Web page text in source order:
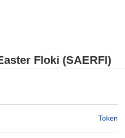
Floki (SAERFI)
Token